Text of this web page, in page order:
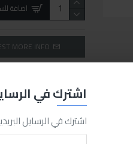
اشترك في
اشترك في الرسايل
اضافة
MORE INFO
إيه بي تي طقم لقم 94قطعة